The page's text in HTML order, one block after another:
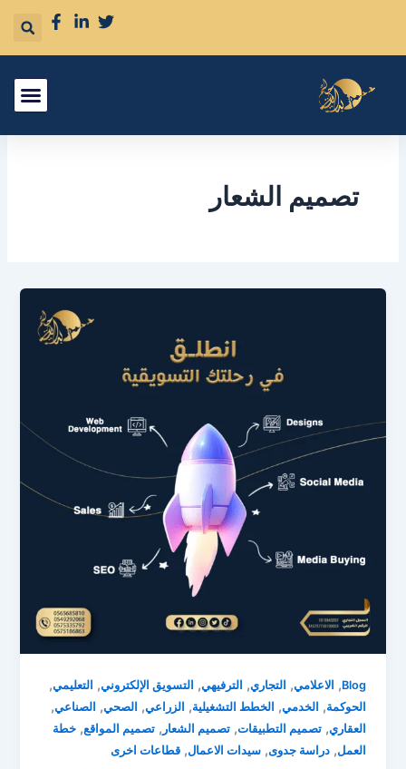
المحتوى
تصميم الشعار
Blog
, الاعلامي, التجاري, الترفيهي, التسويق الإلكتروني, التعليمي,
الحوكمة, الخدمي, الخطط التشغيلية, الزراعي, الصحي, الصناعي,
العقاري,تصميم التطبيقات,تصميم الشعار ,تصميم المواقع,خطة
العمل,دراسة جدوى,سيدات الاعمال,قطاعات اخرى